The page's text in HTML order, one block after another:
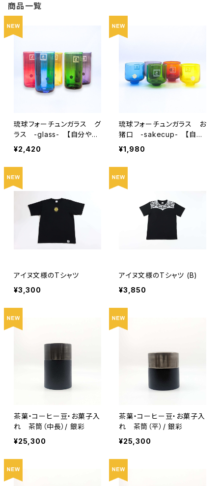
商品一覧
琉球フォーチュンガラス グ
ラス -glass- 【自分や友
人、家族、推しの幸せを願う
グラス】
¥2,420
琉球フォーチュンガラス お
猪口 -sakecup- 【自分
や友人、家族、推しの幸せを
願うグラス】
¥1,980
アイヌ文様のTシャツ
¥3,300
アイヌ文様のTシャツ (B)
¥3,850
茶葉・コーヒー豆・お菓子入
れ 茶筒（中長）/ 銀彩
¥25,300
茶葉・コーヒー豆・お菓子入
れ 茶筒（平）/ 銀彩
¥25,300